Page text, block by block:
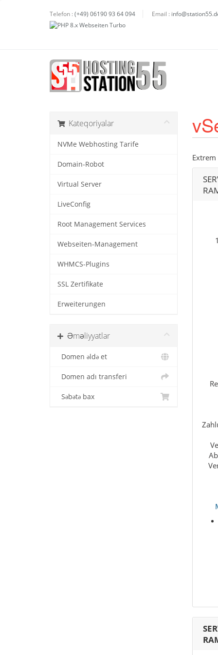
Telefon : (+49) 06190 93 64 094 Email :
Kateqoriyalar
NVMe Webhosting Tarife
Domain-Robot
Virtual Server
LiveConfig
Root Management Services
Webseiten-Management
WHMCS-Plugins
SSL Zertifikate
Erweiterungen
Əməliyyatlar
Domen əldə et
Domen adı transferi
Səbətə bax
Extrem